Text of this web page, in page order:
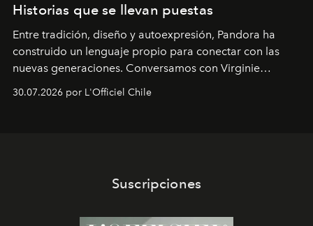
Historias que se llevan puestas
Entre tradición, diseño y autoexpresión, Pandora ha
construido un lenguaje propio para conectar con las
nuevas generaciones. Conversamos con Virginie
Latinoamérica, sobre identidad, cultura y el valor
30.07.2026 por L'Officiel Chile
Suscripciones